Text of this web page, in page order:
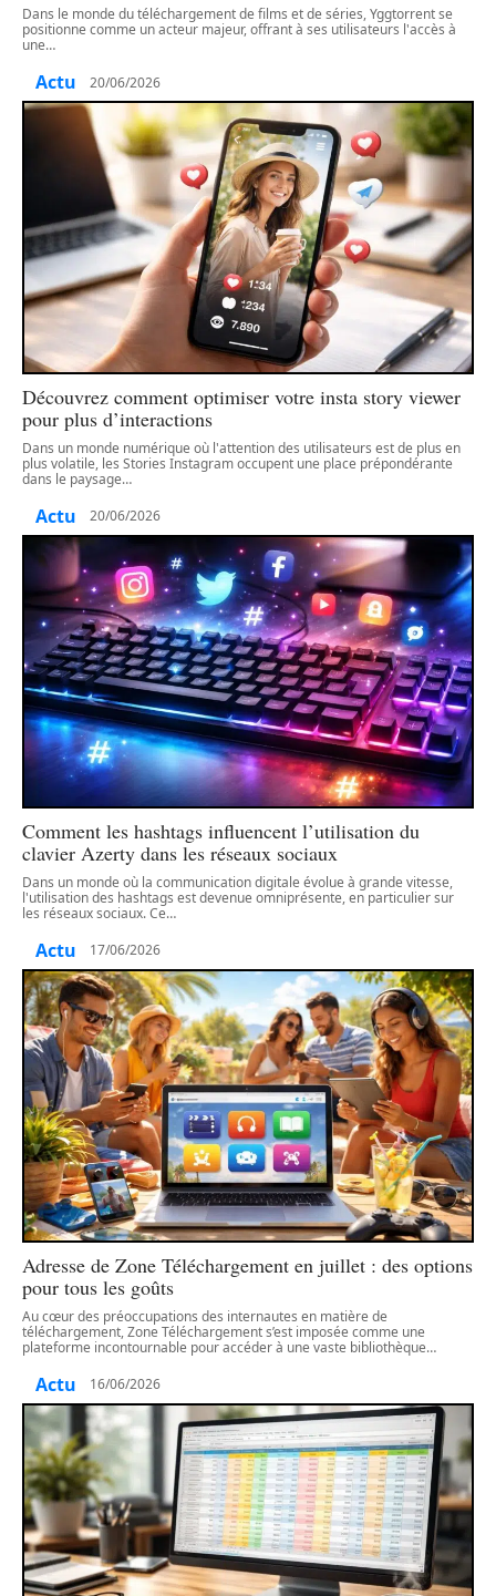
Dans le monde du téléchargement de films et de séries, Yggtorrent se
positionne comme un acteur majeur, offrant à ses utilisateurs l'accès à
une…
Actu 20/06/2026
Découvrez comment optimiser votre insta story viewer
pour plus d’interactions
Dans un monde numérique où l'attention des utilisateurs est de plus en
plus volatile, les Stories Instagram occupent une place prépondérante
dans le paysage…
Actu 20/06/2026
Comment les hashtags influencent l’utilisation du
clavier Azerty dans les réseaux sociaux
Dans un monde où la communication digitale évolue à grande vitesse,
l'utilisation des hashtags est devenue omniprésente, en particulier sur
les réseaux sociaux. Ce…
Actu 17/06/2026
Adresse de Zone Téléchargement en juillet : des options
pour tous les goûts
Au cœur des préoccupations des internautes en matière de
téléchargement, Zone Téléchargement s’est imposée comme une
plateforme incontournable pour accéder à une vaste bibliothèque…
Actu 16/06/2026